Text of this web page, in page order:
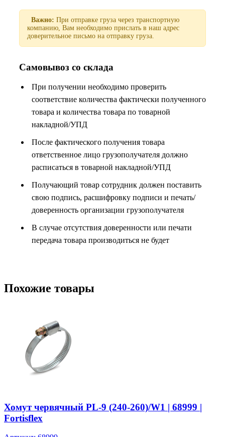
Важно: При отправке груза через транспортную
компанию, Вам необходимо прислать в наш адрес
доверительное письмо на отправку груза.
Самовывоз со склада
При получении необходимо проверить
соответствие количества фактически полученного
товара и количества товара по товарной
накладной/УПД
После фактического получения товара
ответственное лицо грузополучателя должно
расписаться в товарной накладной/УПД
Получающий товар сотрудник должен поставить
свою подпись, расшифровку подписи и печать/
доверенность организации грузополучателя
В случае отсутствия доверенности или печати
передача товара производиться не будет
Похожие товары
Хомут червячный PL-9 (240-260)/W1 | 68999 |
Fortisflex